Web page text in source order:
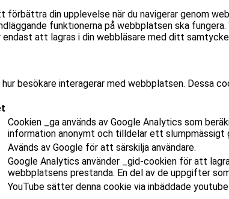
din upplevelse när du navigerar genom
funktionerna på webbplatsen ska
att lagras i din webbläsare med ditt
besökare interagerar med webbplatsen. Dessa
Cookien _ga används av Google Analytics som
information anonymt och tilldelar ett slumpmässigt
Avänds av Google för att särskilja användare.
Google Analytics använder _gid-cookien för att
webbplatsens prestanda. En del av de uppgifter
YouTube sätter denna cookie via inbäddade